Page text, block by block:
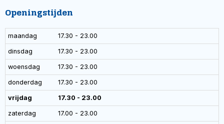
Openingstijden
maandag 17.30 - 23.00
dinsdag 17.30 - 23.00
woensdag 17.30 - 23.00
donderdag 17.30 - 23.00
vrijdag 17.30 - 23.00
zaterdag 17.00 - 23.00